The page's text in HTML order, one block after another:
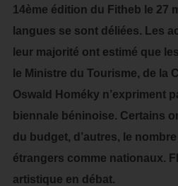
14ème édition du Fitheb le 27
langues se sont déliées. Les
leur majorité ont estimé que
le Ministre du Tourisme, de la
Oswald Homéky n’expriment
biennale béninoise. Certains
du budget, d’autres, le
étrangers comme nationaux.
artistique en débat.